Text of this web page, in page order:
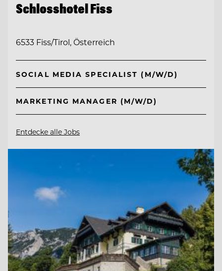
Schlosshotel Fiss
6533 Fiss/Tirol, Österreich
SOCIAL MEDIA SPECIALIST (M/W/D)
MARKETING MANAGER (M/W/D)
Entdecke alle Jobs